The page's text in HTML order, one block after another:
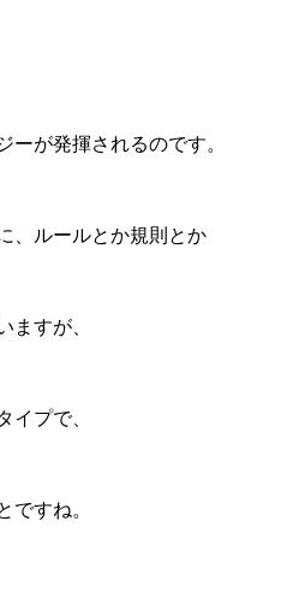
ーが発揮されるのです。
、ルールとか規則とか
ますが、
イプで、
ですね。